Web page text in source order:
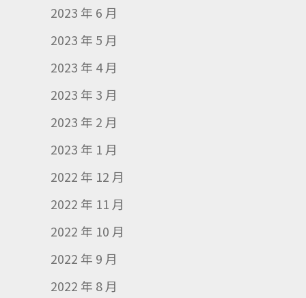
2023 年 6 月
2023 年 5 月
2023 年 4 月
2023 年 3 月
2023 年 2 月
2023 年 1 月
2022 年 12 月
2022 年 11 月
2022 年 10 月
2022 年 9 月
2022 年 8 月